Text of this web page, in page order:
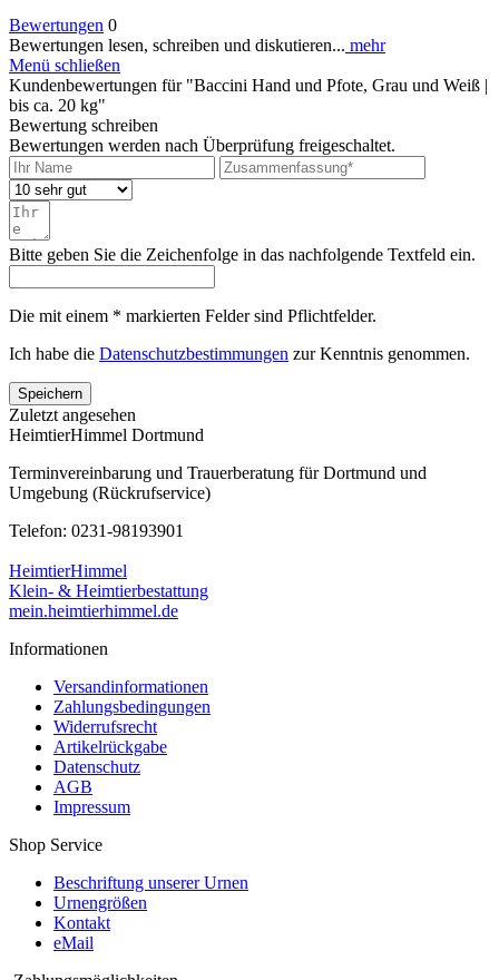
Bewertungen 0
Bewertungen lesen, schreiben und diskutieren... mehr
Menü schließen
Kundenbewertungen für "Baccini Hand und Pfote, Grau und Weiß |
bis ca. 20 kg"
Bewertung schreiben
Bewertungen werden nach Überprüfung freigeschaltet.
Bitte geben Sie die Zeichenfolge in das nachfolgende Textfeld ein.
Die mit einem * markierten Felder sind Pflichtfelder.
Ich habe die Datenschutzbestimmungen zur Kenntnis genommen.
Speichern
Zuletzt angesehen
HeimtierHimmel Dortmund
Terminvereinbarung und Trauerberatung für Dortmund und
Umgebung (Rückrufservice)
Telefon: 0231-98193901
HeimtierHimmel
Klein- & Heimtierbestattung
mein.heimtierhimmel.de
Informationen
Versandinformationen
Zahlungsbedingungen
Widerrufsrecht
Artikelrückgabe
Datenschutz
AGB
Impressum
Shop Service
Beschriftung unserer Urnen
Urnengrößen
Kontakt
eMail